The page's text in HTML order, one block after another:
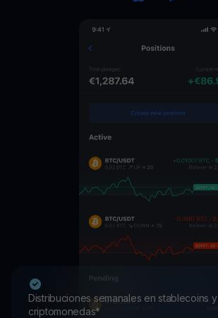
Distribuciones semanales en stablecoins y
criptomonedas*